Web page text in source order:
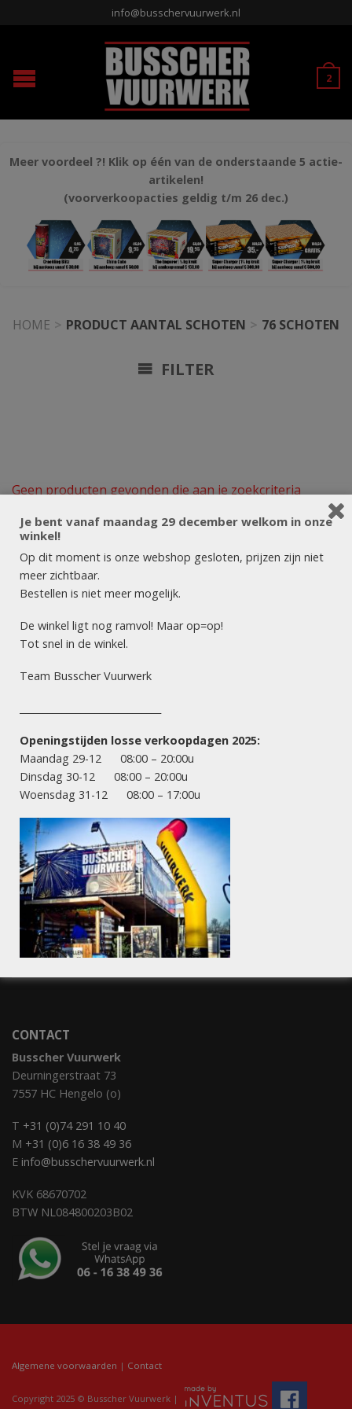
info@busschervuurwerk.nl
2
Meer voordeel ?! Klik op één van de onderstaande 5 actie-
artikelen!
(voorverkoopacties geldig t/m 26 dec.)
HOME > PRODUCT AANTAL SCHOTEN > 76 SCHOTEN
FILTER
Geen producten gevonden die aan je zoekcriteria
VUURWERK HENGELO
Dé vuurwerksite van Twente! Let vooral op onze scherpe
acties: goede prijs, maximaal vuurwerk! Succesvol en
Vuurwerkverkoopdagen 2025:
maandag 29 december
INFORMATIE
BESTELLEN & OPHALEN
OVER BUSSCHER
IN DE MEDIA
MIJN ACCOUNT
CONTACT
Busscher Vuurwerk
Deurningerstraat 73
7557 HC Hengelo (o)
T +31 (0)74 291 10 40
M +31 (0)6 16 38 49 36
E info@busschervuurwerk.nl
KVK 68670702
BTW NL084800203B02
Algemene voorwaarden | Contact
Copyright 2025 © Busscher Vuurwerk |
Je bent vanaf maandag 29 december welkom in onze
winkel!
Op dit moment is onze webshop gesloten, prijzen zijn niet
meer zichtbaar.
Bestellen is niet meer mogelijk.
De winkel ligt nog ramvol! Maar op=op!
Tot snel in de winkel.
Team Busscher Vuurwerk
Openingstijden losse verkoopdagen 2025:
Maandag 29-12 08:00 – 20:00u
Dinsdag 30-12 08:00 – 20:00u
Woensdag 31-12 08:00 – 17:00u